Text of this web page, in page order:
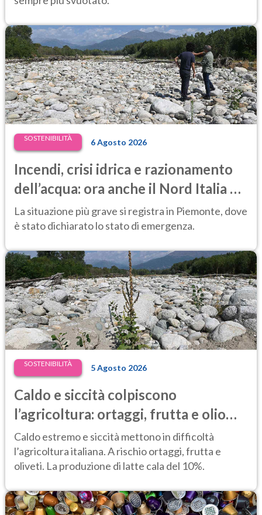
SOSTENIBILITÀ 6 Agosto 2026
Incendi, crisi idrica e razionamento
dell’acqua: ora anche il Nord Italia è
in difficoltà
La situazione più grave si registra in Piemonte, dove
è stato dichiarato lo stato di emergenza.
SOSTENIBILITÀ 5 Agosto 2026
Caldo e siccità colpiscono
l’agricoltura: ortaggi, frutta e olio
d’oliva a rischio, latte in calo del 10%
Caldo estremo e siccità mettono in difficoltà
l’agricoltura italiana. A rischio ortaggi, frutta e
oliveti. La produzione di latte cala del 10%.